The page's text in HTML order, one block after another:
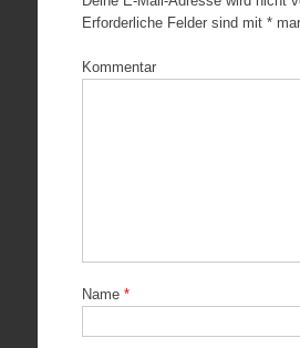
Erforderliche Felder sind mit *
Kommentar
Name *